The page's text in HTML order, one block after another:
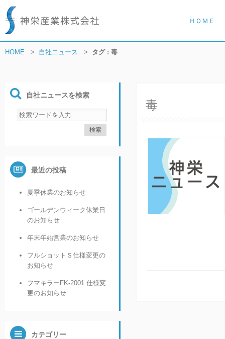
ＨＯＭＥ
HOME > 自社ニュース > タグ : 毒
毒
自社ニュースを検索
最近の投稿
夏季休業のお知らせ
ゴールデンウィーク休業日
のお知らせ
年末年始営業のお知らせ
フルショットＳ仕様変更の
お知らせ
フマキラーFK-2001 仕様変
更のお知らせ
カテゴリー